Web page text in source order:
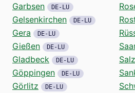
Garbsen DE-LU
Gelsenkirchen DE-LU
Gera DE-LU
Gießen DE-LU
Gladbeck DE-LU
Göppingen DE-LU
Görlitz DE-LU